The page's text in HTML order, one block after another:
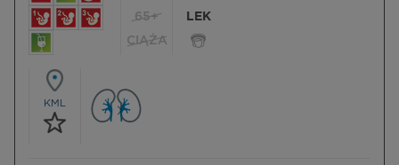
65+
CIĄŻA
LEK
KML